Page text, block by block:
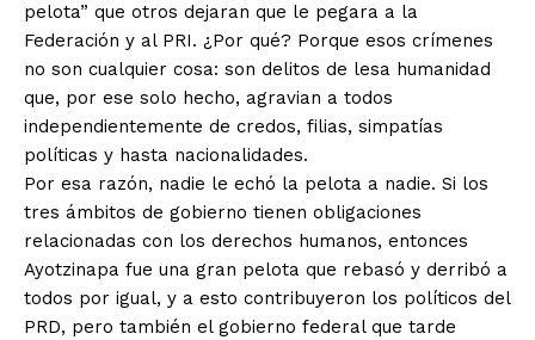
pelota” que otros dejaran que le pegara a la
Federación y al PRI. ¿Por qué? Porque esos crímenes
no son cualquier cosa: son delitos de lesa humanidad
que, por ese solo hecho, agravian a todos
independientemente de credos, filias, simpatías
políticas y hasta nacionalidades.
Por esa razón, nadie le echó la pelota a nadie. Si los
tres ámbitos de gobierno tienen obligaciones
relacionadas con los derechos humanos, entonces
Ayotzinapa fue una gran pelota que rebasó y derribó a
todos por igual, y a esto contribuyeron los políticos del
PRD, pero también el gobierno federal que tarde